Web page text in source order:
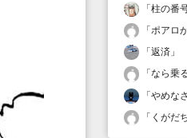
「柱の番
「ポアロ
「返済 」
「なら乗
「やめな
「 くがだ